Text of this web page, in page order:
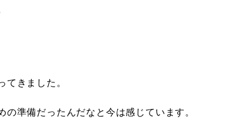
きました。
準備だったんだなと今は感じています。